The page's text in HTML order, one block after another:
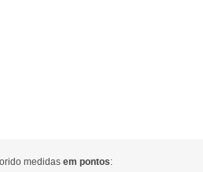
medidas em pontos: